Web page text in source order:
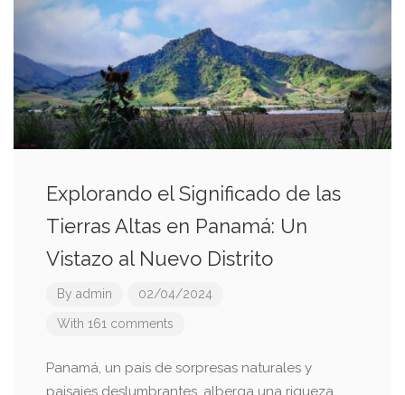
Explorando el Significado de las
Tierras Altas en Panamá: Un
Vistazo al Nuevo Distrito
By admin 02/04/2024
With 161 comments
Panamá, un país de sorpresas naturales y
paisajes deslumbrantes, alberga una riqueza